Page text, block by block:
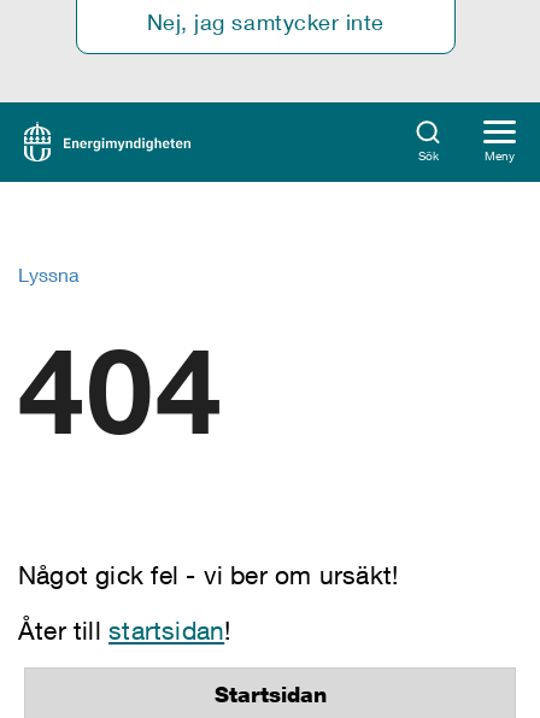
Nej, jag samtycker inte
Sök Meny
Lyssna
404
Något gick fel - vi ber om ursäkt!
Åter tillstartsidan!
Startsidan